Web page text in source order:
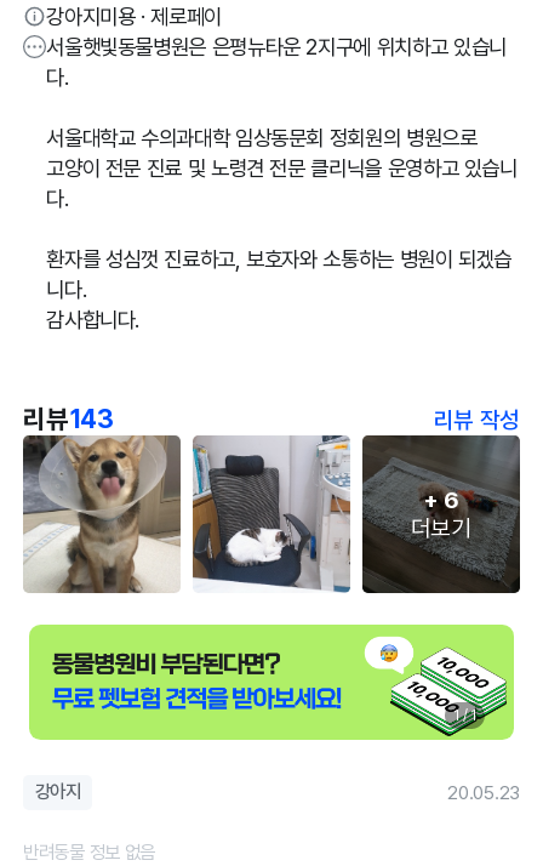
강아지미용 · 제로페이
서울햇빛동물병원은 은평뉴타운 2지구에 위치하고 있습니
다.
서울대학교 수의과대학 임상동문회 정회원의 병원으로
고양이 전문 진료 및 노령견 전문 클리닉을 운영하고 있습니
다.
환자를 성심껏 진료하고, 보호자와 소통하는 병원이 되겠습
니다.
감사합니다.
리뷰143 리뷰 작성
+6
더보기
1 / 1
강아지 20.05.23
반려동물 정보 없음